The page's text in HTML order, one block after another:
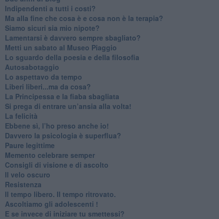
​Indipendenti a tutti i costi?
​Ma alla fine che cosa è e cosa non è la terapia?
​Siamo sicuri sia mio nipote?
​Lamentarsi è davvero sempre sbagliato?
​Metti un sabato al Museo Piaggio
​Lo sguardo della poesia e della filosofia
Autosabotaggio
​Lo aspettavo da tempo
​Liberi liberi...ma da cosa?
​La Principessa e la fiaba sbagliata
Si prega di entrare un’ansia alla volta!
​La felicità
​Ebbene sì, l’ho preso anche io!
​Davvero la psicologia è superflua?
Paure legittime
​Memento celebrare semper
​Consigli di visione e di ascolto
​Il velo oscuro
Resistenza
​Il tempo libero. Il tempo ritrovato.
Ascoltiamo gli adolescenti !
​E se invece di iniziare tu smettessi?